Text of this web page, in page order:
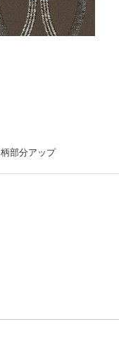
柄部分アップ